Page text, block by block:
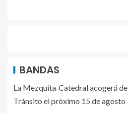
BANDAS
La Mezquita‑Catedral acogerá
Tránsito el próximo 15 de agosto